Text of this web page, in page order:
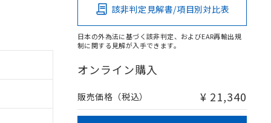
該非判定見解書/項目別対比表
日本の外為法に基づく該非判定、およびEAR再輸出規
制に関する見解が入手できます。
オンライン購入
販売価格（税込） ¥ 21,340